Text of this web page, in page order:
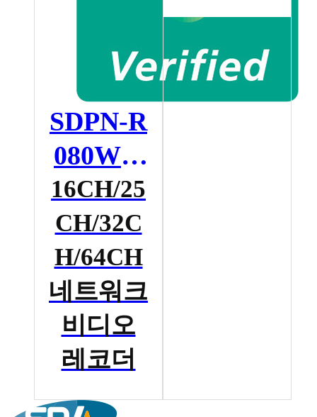
SDPN-R
080W S
ERIES
16CH/25
CH/32C
H/64CH
네트워크
비디오
레코더